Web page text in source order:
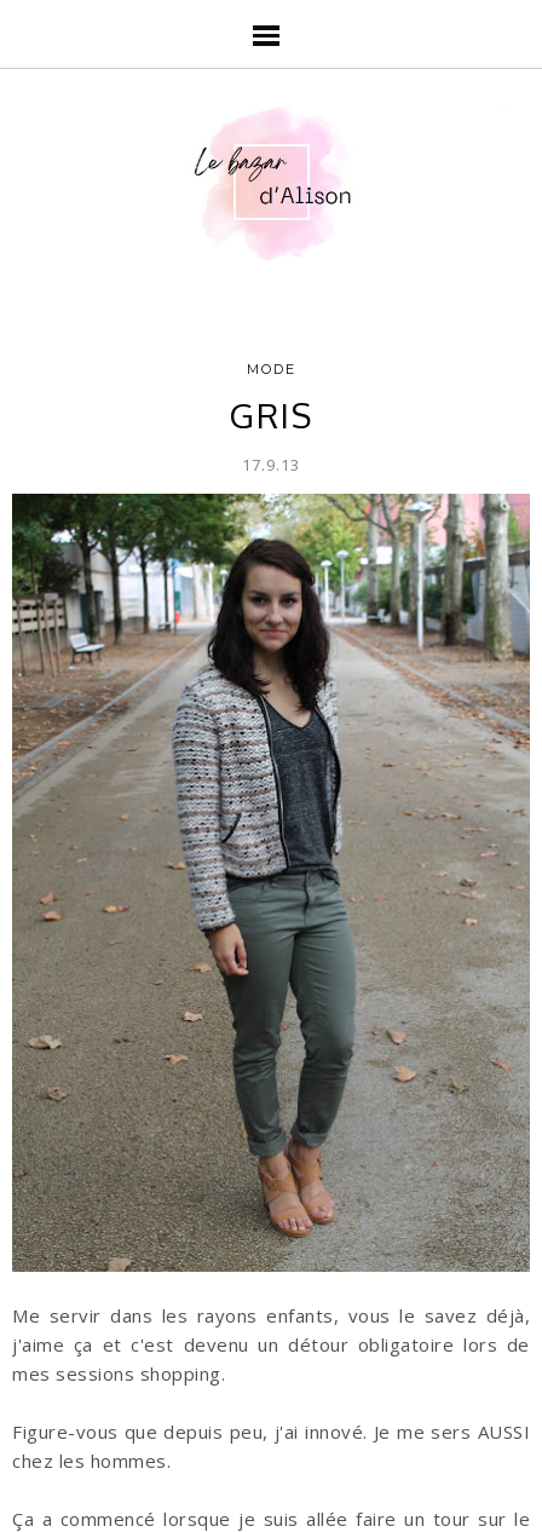
MODE
GRIS
17.9.13
Me servir dans les rayons enfants, vous le savez déjà,
j'aime ça et c'est devenu un détour obligatoire lors de
mes sessions shopping.
Figure-vous que depuis peu, j'ai innové. Je me sers AUSSI
chez les hommes.
Ça a commencé lorsque je suis allée faire un tour sur le